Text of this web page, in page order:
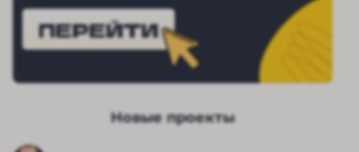
ПЕРЕЙТИ
Новые проекты